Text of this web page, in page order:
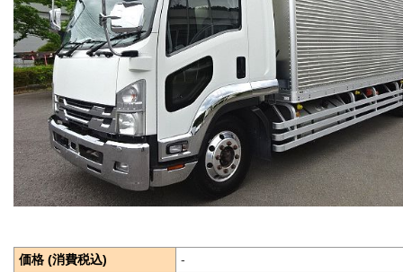
価格 (消費税込)
-